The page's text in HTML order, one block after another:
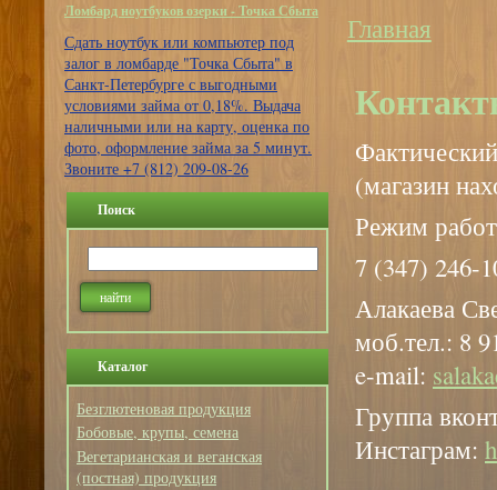
Ломбард ноутбуков озерки - Точка Сбыта
Сдать ноутбук или компьютер под
залог в ломбарде "Точка Сбыта" в
Санкт-Петербурге с выгодными
условиями займа от 0,18%. Выдача
наличными или на карту, оценка по
фото, оформление займа за 5 минут.
Звоните +7 (812) 209-08-26
Поиск
Каталог
Безглютеновая продукция
Бобовые, крупы, семена
Вегетарианская и веганская
(постная) продукция
Вы здесь
Главная
(магазин
Режим
7 (347) 246-
Алакаева
моб.тел.: 8
e-mail:
Группа
Инстаграм: